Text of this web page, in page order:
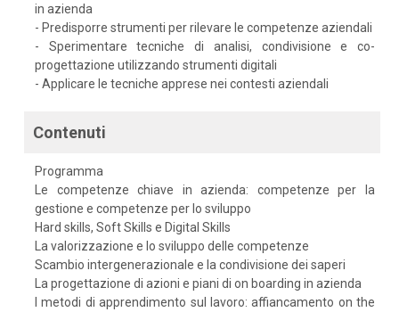
in azienda
- Predisporre strumenti per rilevare le competenze aziendali
- Sperimentare tecniche di analisi, condivisione e co-
progettazione utilizzando strumenti digitali
- Applicare le tecniche apprese nei contesti aziendali
Contenuti
Programma
Le competenze chiave in azienda: competenze per la
gestione e competenze per lo sviluppo
Hard skills, Soft Skills e Digital Skills
La valorizzazione e lo sviluppo delle competenze
Scambio intergenerazionale e la condivisione dei saperi
La progettazione di azioni e piani di on boarding in azienda
I metodi di apprendimento sul lavoro: affiancamento on the